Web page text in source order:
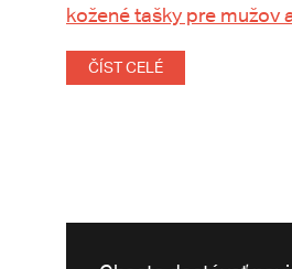
kožené tašky pre mužov
ČÍST CELÉ